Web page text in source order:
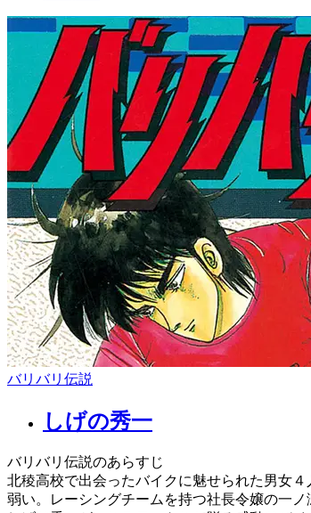
バリバリ伝説
しげの秀一
バリバリ伝説のあらすじ
北稜高校で出会ったバイクに魅せられた男女
弱い。レーシングチームを持つ社長令嬢の一